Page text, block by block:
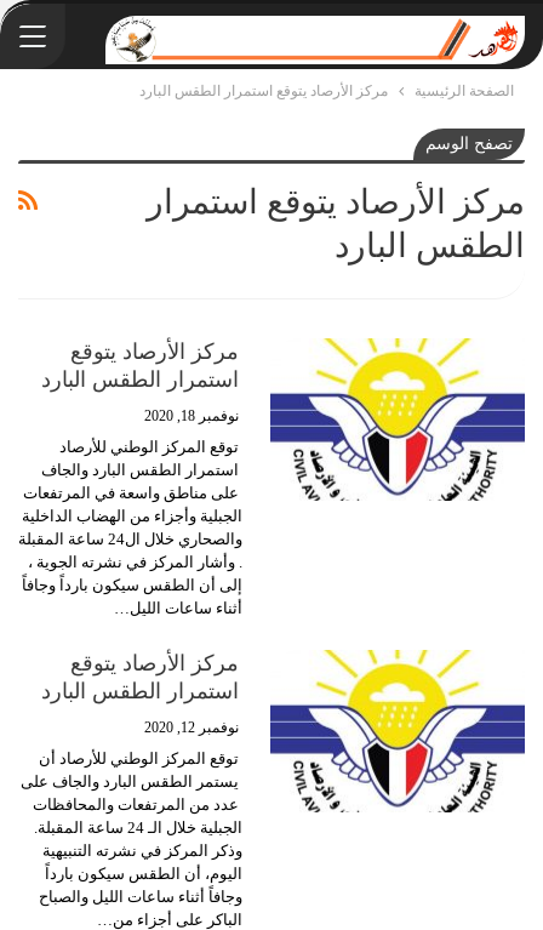
الصفحة الرئيسية مركز الأرصاد يتوقع استمرار الطقس البارد
تصفح الوسم
مركز الأرصاد يتوقع استمرار
الطقس البارد
مركز الأرصاد يتوقع
استمرار الطقس البارد
نوفمبر 18, 2020
توقع المركز الوطني للأرصاد
استمرار الطقس البارد والجاف
على مناطق واسعة في المرتفعات
الجبلية وأجزاء من الهضاب الداخلية
والصحاري خلال ال24 ساعة المقبلة
. وأشار المركز في نشرته الجوية ،
إلى أن الطقس سيكون بارداً وجافاً
أثناء ساعات الليل…
مركز الأرصاد يتوقع
استمرار الطقس البارد
نوفمبر 12, 2020
توقع المركز الوطني للأرصاد أن
يستمر الطقس البارد والجاف على
عدد من المرتفعات والمحافظات
الجبلية خلال الـ 24 ساعة المقبلة.
وذكر المركز في نشرته التنبيهية
اليوم، أن الطقس سيكون بارداً
وجافاً أثناء ساعات الليل والصباح
الباكر على أجزاء من…